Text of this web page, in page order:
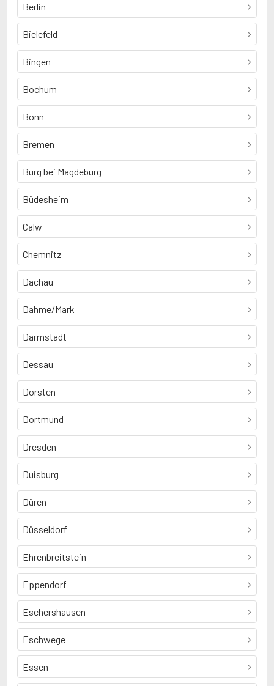
Berlin
Bielefeld
Bingen
Bochum
Bonn
Bremen
Burg bei Magdeburg
Büdesheim
Calw
Chemnitz
Dachau
Dahme/Mark
Darmstadt
Dessau
Dorsten
Dortmund
Dresden
Duisburg
Düren
Düsseldorf
Ehrenbreitstein
Eppendorf
Eschershausen
Eschwege
Essen